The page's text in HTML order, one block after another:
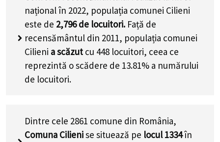
național în 2022, populația comunei Cilieni
este de 2,796de locuitori. Față de
recensământul din 2011, populația comunei
Cilieni a scăzut cu 448 locuitori, ceea ce
reprezintă o scădere de 13.81% a numărului
de locuitori.
Dintre cele 2861 comune din România,
Comuna Cilienise situează pe locul 1334în